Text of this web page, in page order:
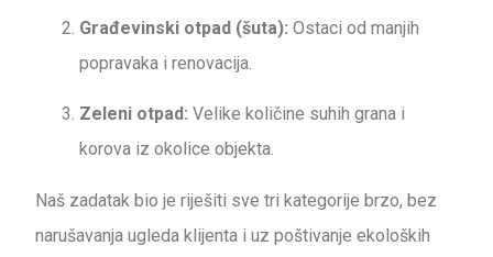
Građevinski otpad (šuta): Ostaci od manjih
popravaka i renovacija.
Zeleni otpad: Velike količine suhih grana i
korova iz okolice objekta.
Naš zadatak bio je riješiti sve tri kategorije brzo, bez
narušavanja ugleda klijenta i uz poštivanje ekoloških